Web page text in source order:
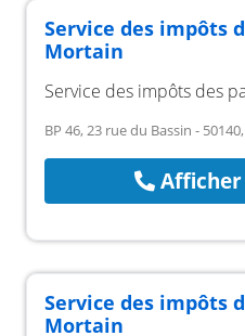
Service des impôts
Mortain
Service des impôts des
BP 46, 23 rue du Bassin -
Afficher
Service des impôts
Mortain